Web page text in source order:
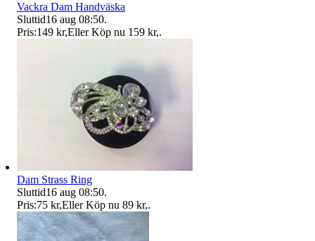
Vackra Dam Handväska
Sluttid16 aug 08:50.
Pris:149 kr,Eller Köp nu 159 kr,.
Dam Strass Ring
Sluttid16 aug 08:50.
Pris:75 kr,Eller Köp nu 89 kr,.